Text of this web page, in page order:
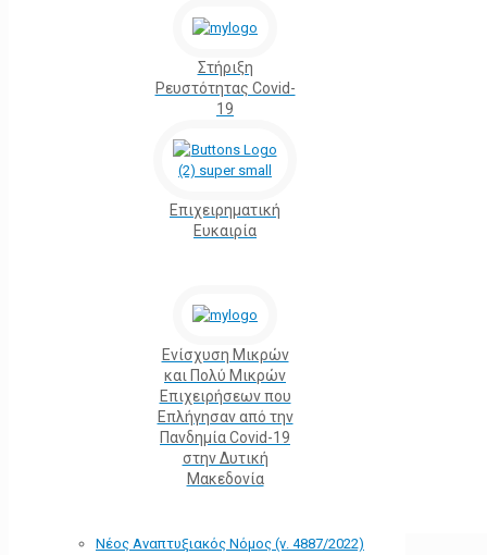
Στήριξη
Ρευστότητας Covid-
19
Επιχειρηματική
Ευκαιρία
Ενίσχυση Μικρών
και Πολύ Μικρών
Επιχειρήσεων που
Επλήγησαν από την
Πανδημία Covid-19
στην Δυτική
Μακεδονία
Νέος Αναπτυξιακός Νόμος (ν. 4887/2022)